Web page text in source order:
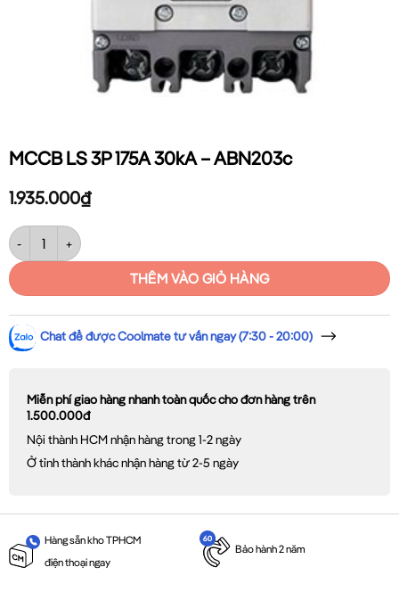
MCCB LS 3P 175A 30kA – ABN203c
1.935.000₫
MCCB LS 3P 175A 30kA – ABN203c số lượng
THÊM VÀO GIỎ HÀNG
Chat để được Coolmate tư vấn ngay (7:30 - 20:00)
Miễn phí giao hàng nhanh toàn quốc cho đơn hàng trên
1.500.000đ
Nội thành HCM nhận hàng trong 1-2 ngày
Ở tỉnh thành khác nhận hàng từ 2-5 ngày
Hàng sẵn kho TPHCM
điện thoại ngay
Bảo hành 2 năm